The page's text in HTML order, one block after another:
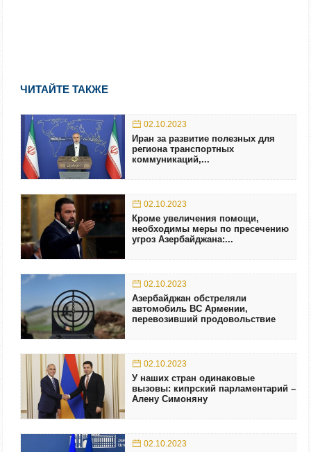
ЧИТАЙТЕ ТАКЖЕ
02.10.2023
Иран за развитие полезных для
региона транспортных
коммуникаций,...
02.10.2023
Кроме увеличения помощи,
необходимы меры по пресечению
угроз Азербайджана:...
02.10.2023
Азербайджан обстреляли
автомобиль ВС Армении,
перевозивший продовольствие
02.10.2023
У наших стран одинаковые
вызовы: кипрский парламентарий –
Алену Симоняну
02.10.2023